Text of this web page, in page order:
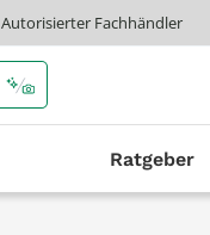
Autorisierter Fachhändler
Ratgeber